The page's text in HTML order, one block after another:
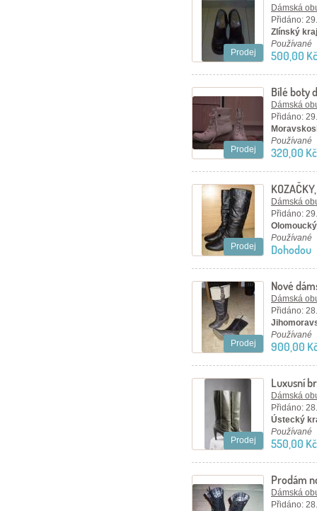
Prodej
kožené
Dámská
Přidáno:
Zlínský
Používané
500,00 Kč
Prodej
Bílé boty
Dámská
Přidáno:
Používané
320,00 Kč
Prodej
Dámská
Přidáno:
Používané
Dohodou
Prodej
Nové
Dámská
Přidáno:
Používané
900,00
Prodej
Luxusní
Dámská
Přidáno:
Ústecký
Používané
550,00 Kč
Prodám
Dámská
Přidáno: